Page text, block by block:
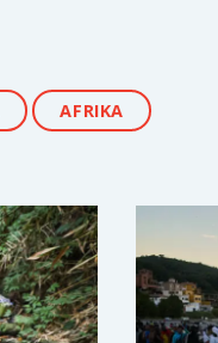
AFRIKA